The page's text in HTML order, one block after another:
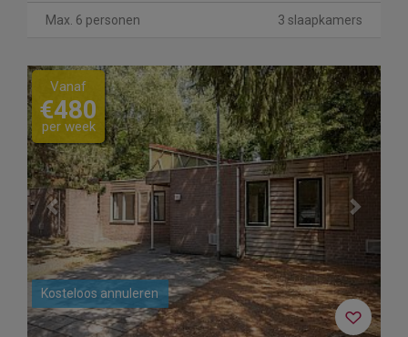
Max. 6 personen 3 slaapkamers
Previous Next
Kosteloos annuleren
Vanaf
€480
per week